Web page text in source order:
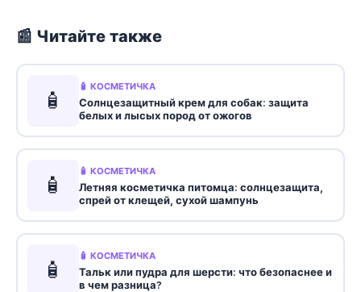
📰 Читайте также
🧴
🧴 КОСМЕТИЧКА
Солнцезащитный крем для собак: защита
белых и лысых пород от ожогов
🧴
🧴 КОСМЕТИЧКА
Летняя косметичка питомца: солнцезащита,
спрей от клещей, сухой шампунь
🧴
🧴 КОСМЕТИЧКА
Тальк или пудра для шерсти: что безопаснее и
в чем разница?